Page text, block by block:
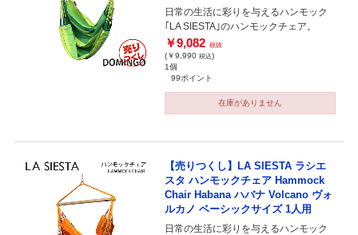
日常の生活に彩りを与えるハンモック
｢LA SIESTA｣のハンモックチェア。
￥9,082 税抜
(￥9,990 税込)
1個
99ポイント
在庫がありません
【売りつくし】LA SIESTA ラシエ
スタ ハンモックチェア Hammock
Chair Habana ハバナ Volcano ヴォ
ルカノ ベーシックサイズ 1人用
日常の生活に彩りを与えるハンモック